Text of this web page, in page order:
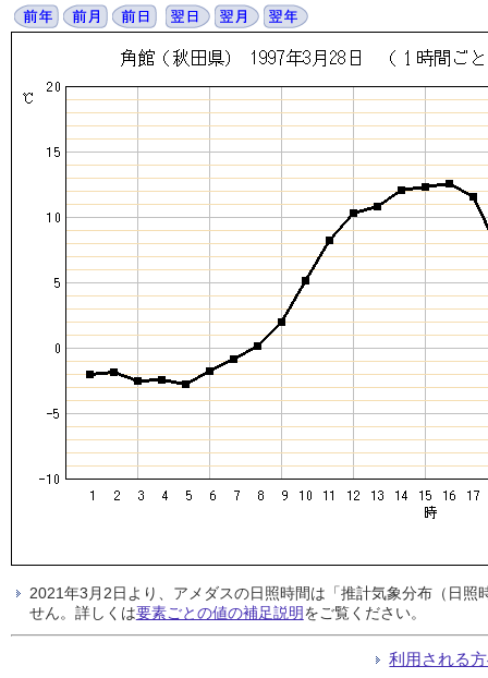
2021年3月2日より、アメダスの日照時間は「推計気象分布（日
せん。詳しくは要素ごとの値の補足説明をご覧ください。
利用される